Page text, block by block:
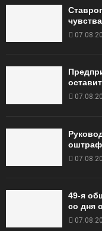
49‑я
со дня